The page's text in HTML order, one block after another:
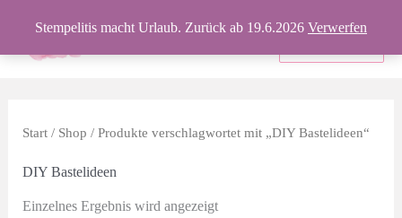
Stempelitis macht Urlaub. Zurück ab 19.6.2026 Verwerfen
springen
Produkte
Start/ Shop / Produkte verschlagwortet mit „DIY Bastelideen“
DIY Bastelideen
Einzelnes Ergebnis wird angezeigt